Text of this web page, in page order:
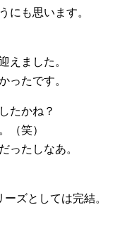
にも思います。
えました。
ったです。
たかね？
（笑）
ったしなあ。
ズとしては完結。